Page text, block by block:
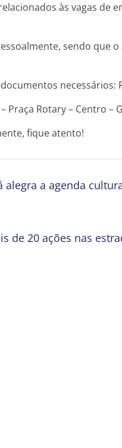
às vagas de
sendo que
necessários:
Praça Rotary – Centro –
fique atento!
alegra a agenda
de 20 ações nas